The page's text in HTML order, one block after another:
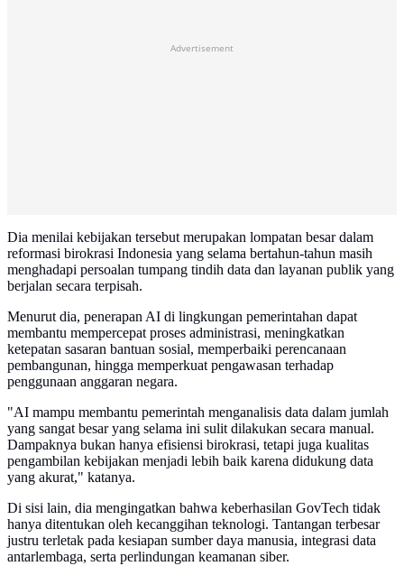
Advertisement
Dia menilai kebijakan tersebut merupakan lompatan besar dalam
reformasi birokrasi Indonesia yang selama bertahun-tahun masih
menghadapi persoalan tumpang tindih data dan layanan publik yang
berjalan secara terpisah.
Menurut dia, penerapan AI di lingkungan pemerintahan dapat
membantu mempercepat proses administrasi, meningkatkan
ketepatan sasaran bantuan sosial, memperbaiki perencanaan
pembangunan, hingga memperkuat pengawasan terhadap
penggunaan anggaran negara.
"AI mampu membantu pemerintah menganalisis data dalam jumlah
yang sangat besar yang selama ini sulit dilakukan secara manual.
Dampaknya bukan hanya efisiensi birokrasi, tetapi juga kualitas
pengambilan kebijakan menjadi lebih baik karena didukung data
yang akurat," katanya.
Di sisi lain, dia mengingatkan bahwa keberhasilan GovTech tidak
hanya ditentukan oleh kecanggihan teknologi. Tantangan terbesar
justru terletak pada kesiapan sumber daya manusia, integrasi data
antarlembaga, serta perlindungan keamanan siber.